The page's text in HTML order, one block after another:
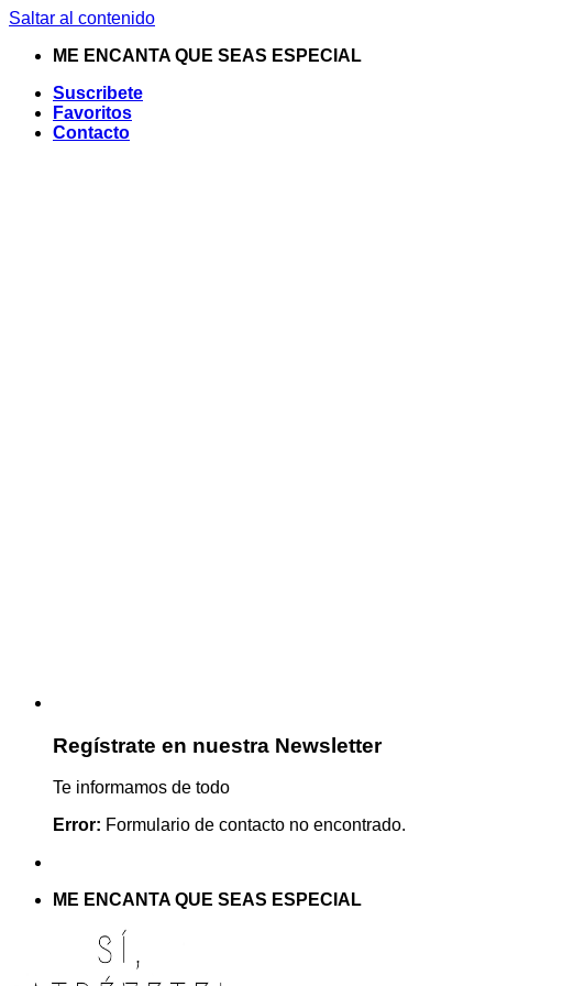
Saltar al contenido
ME ENCANTA QUE SEAS ESPECIAL
Suscribete
Favoritos
Contacto
Regístrate en nuestra Newsletter
Te informamos de todo
Error: Formulario de contacto no encontrado.
ME ENCANTA QUE SEAS ESPECIAL